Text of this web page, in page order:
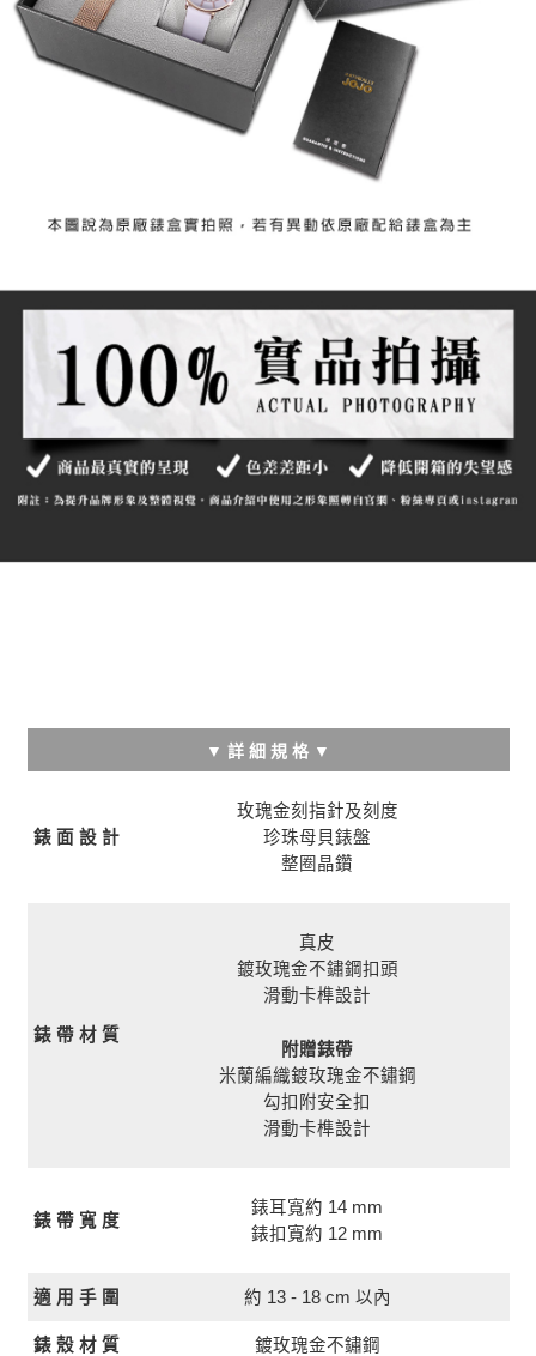
▼ 詳 細 規 格 ▼
錶 面 設 計
玫瑰金刻指針及刻度
珍珠母貝錶盤
整圈晶鑽
錶 帶 材 質
真皮
鍍玫瑰金不鏽鋼扣頭
滑動卡榫設計
附贈錶帶
米蘭編織鍍玫瑰金不鏽鋼
勾扣附安全扣
滑動卡榫設計
錶 帶 寬 度
錶耳寬約 14 mm
錶扣寬約 12 mm
適 用 手 圍 約 13 - 18 cm 以內
錶 殼 材 質 鍍玫瑰金不鏽鋼